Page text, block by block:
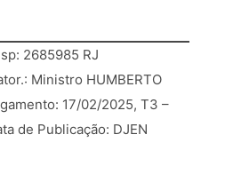
2685985 RJ
Ministro HUMBERTO
17/02/2025, T3 –
de Publicação: DJEN